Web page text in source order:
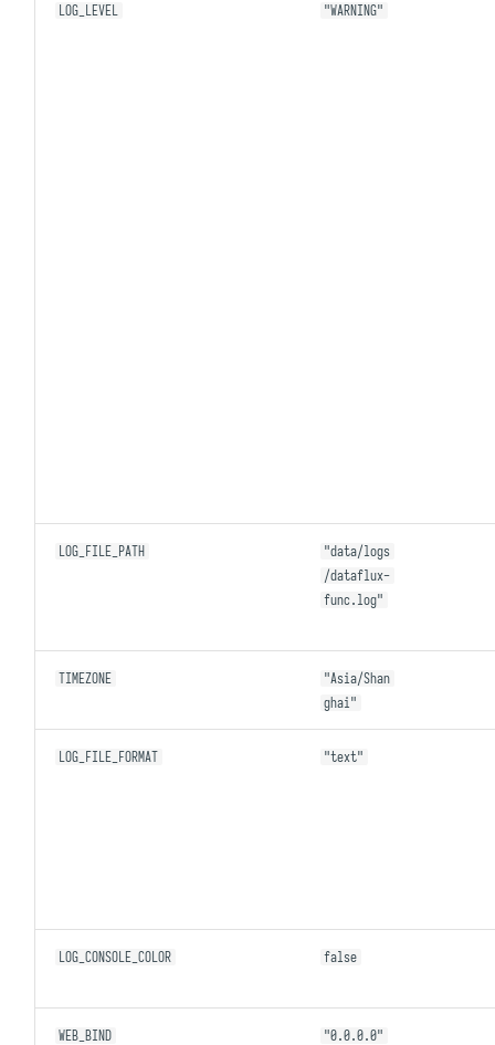
LOG_LEVEL "WARNING"
LOG_FILE_PATH
"data/logs
/dataflux-
func.log"
TIMEZONE
"Asia/Shan
ghai"
LOG_FILE_FORMAT "text"
LOG_CONSOLE_COLOR false
WEB_BIND "0.0.0.0"